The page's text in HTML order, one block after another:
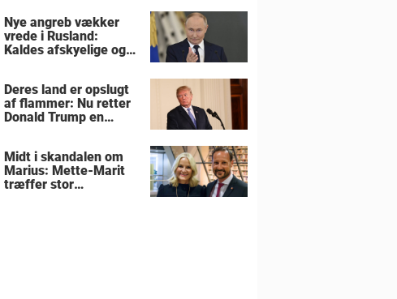
Nye angreb vækker
vrede i Rusland:
Kaldes afskyelige og
Deres land er opslugt
af flammer: Nu retter
Donald Trump en
Midt i skandalen om
Marius: Mette-Marit
træffer stor